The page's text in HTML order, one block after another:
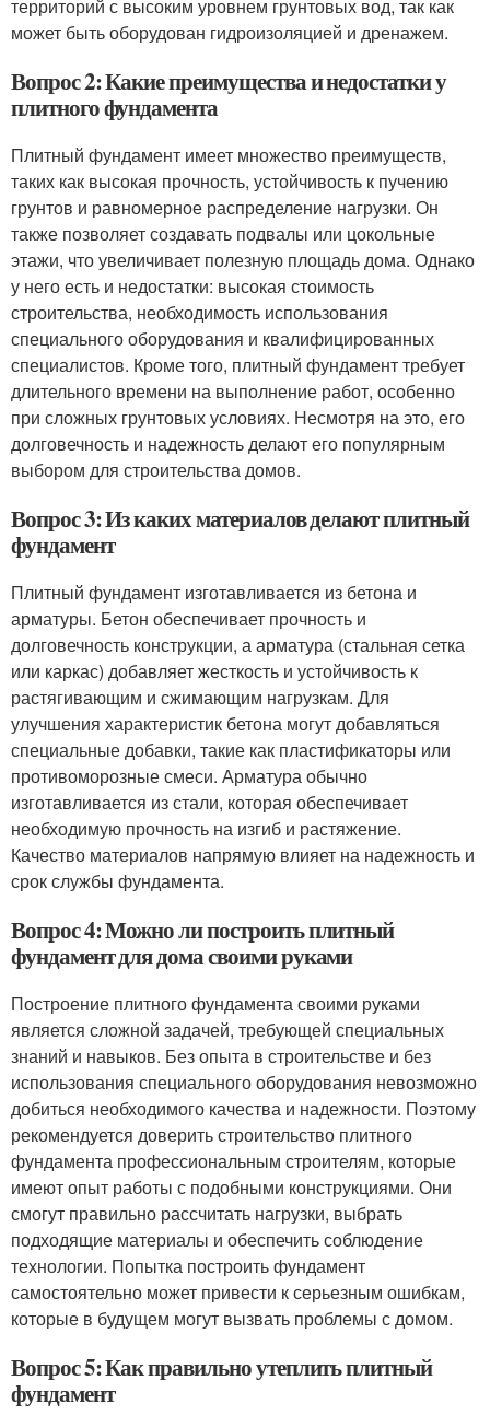
территорий с высоким уровнем грунтовых вод, так как
может быть оборудован гидроизоляцией и дренажем.
Вопрос 2: Какие преимущества и недостатки у
плитного фундамента
Плитный фундамент имеет множество преимуществ,
таких как высокая прочность, устойчивость к пучению
грунтов и равномерное распределение нагрузки. Он
также позволяет создавать подвалы или цокольные
этажи, что увеличивает полезную площадь дома. Однако
у него есть и недостатки: высокая стоимость
строительства, необходимость использования
специального оборудования и квалифицированных
специалистов. Кроме того, плитный фундамент требует
длительного времени на выполнение работ, особенно
при сложных грунтовых условиях. Несмотря на это, его
долговечность и надежность делают его популярным
выбором для строительства домов.
Вопрос 3: Из каких материалов делают плитный
фундамент
Плитный фундамент изготавливается из бетона и
арматуры. Бетон обеспечивает прочность и
долговечность конструкции, а арматура (стальная сетка
или каркас) добавляет жесткость и устойчивость к
растягивающим и сжимающим нагрузкам. Для
улучшения характеристик бетона могут добавляться
специальные добавки, такие как пластификаторы или
противоморозные смеси. Арматура обычно
изготавливается из стали, которая обеспечивает
необходимую прочность на изгиб и растяжение.
Качество материалов напрямую влияет на надежность и
срок службы фундамента.
Вопрос 4: Можно ли построить плитный
фундамент для дома своими руками
Построение плитного фундамента своими руками
является сложной задачей, требующей специальных
знаний и навыков. Без опыта в строительстве и без
использования специального оборудования невозможно
добиться необходимого качества и надежности. Поэтому
рекомендуется доверить строительство плитного
фундамента профессиональным строителям, которые
имеют опыт работы с подобными конструкциями. Они
смогут правильно рассчитать нагрузки, выбрать
подходящие материалы и обеспечить соблюдение
технологии. Попытка построить фундамент
самостоятельно может привести к серьезным ошибкам,
которые в будущем могут вызвать проблемы с домом.
Вопрос 5: Как правильно утеплить плитный
фундамент